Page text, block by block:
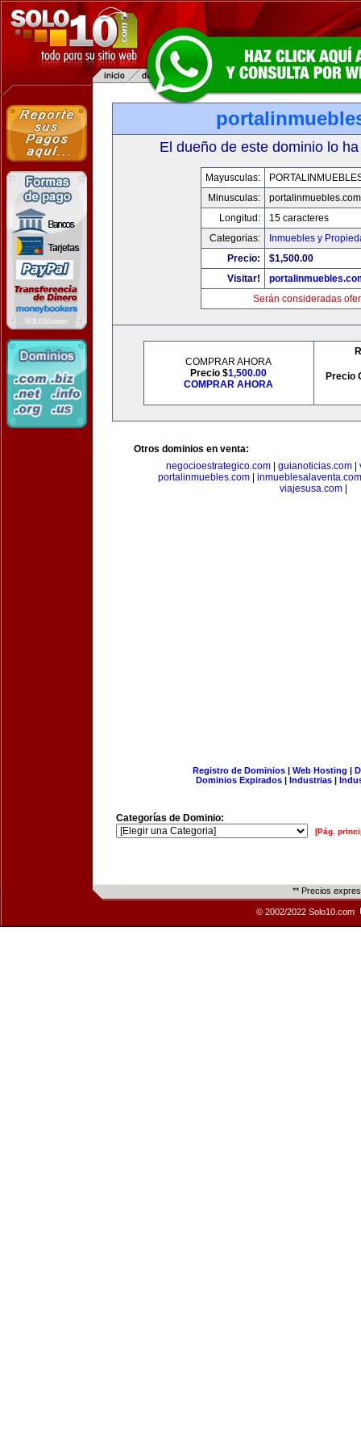
El dueño de este dominio lo
Mayusculas:
Minusculas:
portalinmuebles.com
Longitud:
15 caracteres
Categorias:
Inmuebles y
Precio:
$1,500.00
Visitar!
Serán consideradas
COMPRAR AHORA
Precio $1,500.00
COMPRAR AHORA
Precio
Otros dominios en venta:
negocioestrategico.com| guianoticias.com|
portalinmuebles.com
inmueblesalaventa.com
viajesusa.com
Registro de Dominios| Web Hosting |
Dominios Expirados | Industrias |
Categorías de Dominio:
[Pág.
** Precios
© 2002/2022 Solo10.com